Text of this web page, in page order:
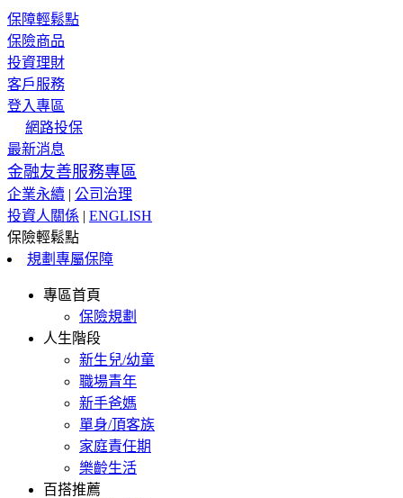
保障輕鬆點
保險商品
投資理財
客戶服務
登入專區
網路投保
最新消息
金融友善服務專區
企業永續 | 公司治理
投資人關係 | ENGLISH
保險輕鬆點
規劃專屬保障
專區首頁
保險規劃
人生階段
新生兒/幼童
職場青年
新手爸媽
單身/頂客族
家庭責任期
樂齡生活
百搭推薦